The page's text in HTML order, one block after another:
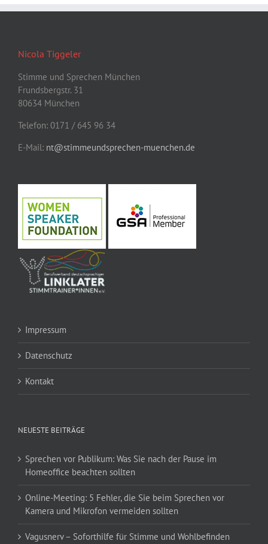
Nicola Tiggeler
Stimme und Sprechen München
Frundsbergstr. 31
80634 München
Telefon: 0171 / 645 96 34
E-Mail: nt@stimmeundsprechen-muenchen.de
Impressum
Datenschutz
Kontakt
NEUESTE BEITRÄGE
Sprechen vor Publikum: Was Sie nach der Pause im
Homeoffice beachten sollten
Online-Meeting: 5 Fehler, die Sie beim Sprechen vor
Kamera und Mikrofon vermeiden sollten
Vagusnerv – Soforthilfe für Stimme und Wohlbefinden